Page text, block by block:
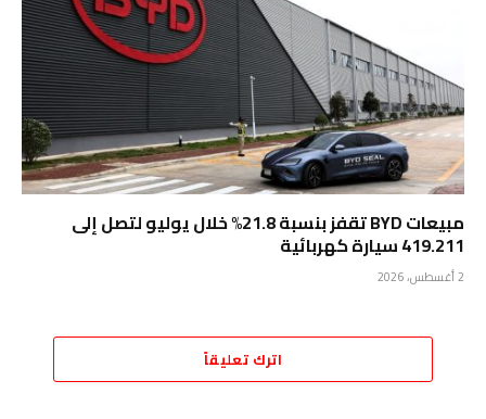
مبيعات BYD تقفز بنسبة 21.8% خلال يوليو لتصل إلى
419.211 سيارة كهربائية
2 أغسطس، 2026
اترك تعليقاً